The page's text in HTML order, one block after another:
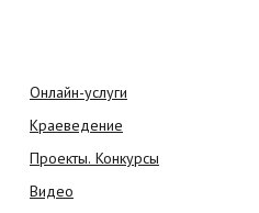
Онлайн-услуги
Краеведение
Проекты. Конкурсы
Видео